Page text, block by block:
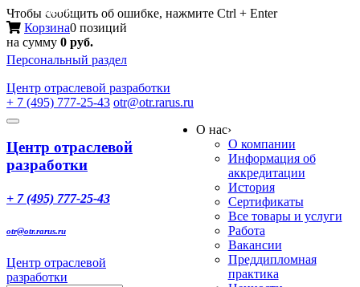
Чтобы сообщить об ошибке, нажмите Ctrl + Enter
Корзина0 позиций
на сумму 0 руб.
Персональный раздел
Центр отраслевой разработки
+ 7 (495) 777-25-43 otr@otr.rarus.ru
Toggle
Меню
Центр отраслевой
разработки
+ 7 (495) 777-25-43
otr@otr.rarus.ru
Центр отраслевой
разработки
О нас›
О компании
Информация об
аккредитации
История
Сертификаты
Все товары и услуги
Работа
Вакансии
Преддипломная
практика